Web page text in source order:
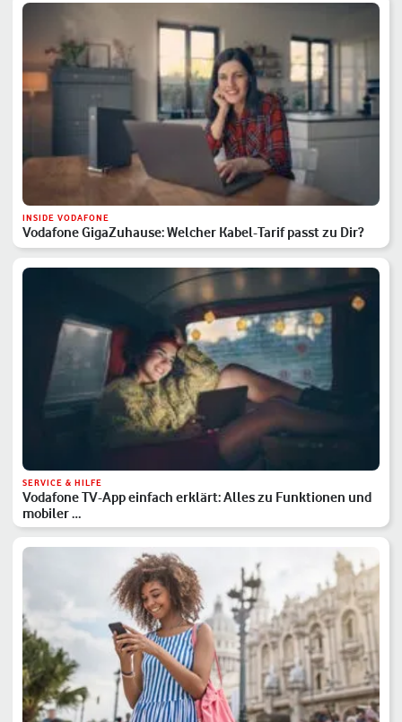
INSIDE VODAFONE
Vodafone GigaZuhause: Welcher Kabel-Tarif passt zu Dir?
SERVICE & HILFE
Vodafone TV-App einfach erklärt: Alles zu Funktionen und
mobiler …